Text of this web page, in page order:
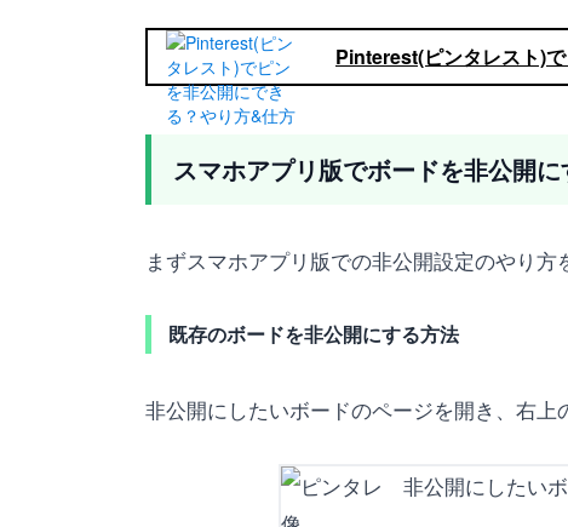
Pinterest(ピンタレスト)
スマホアプリ版でボードを非公開
まずスマホアプリ版での非公開設定のやり方
既存のボードを非公開にする方法
非公開にしたいボードのページを開き、右上